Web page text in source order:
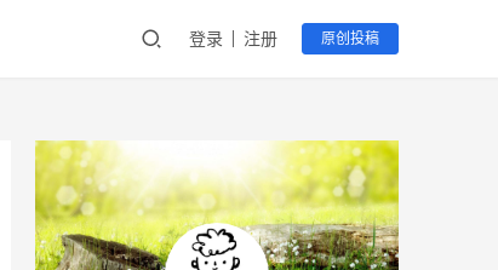
登录 注册 原创投稿